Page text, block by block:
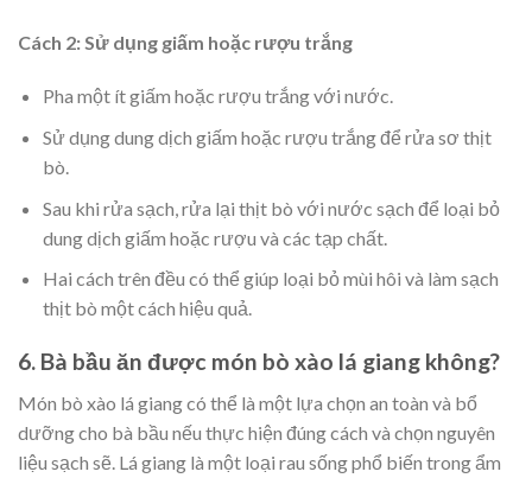
Cách 2: Sử dụng giấm hoặc rượu trắng
Pha một ít giấm hoặc rượu trắng với nước.
Sử dụng dung dịch giấm hoặc rượu trắng để rửa sơ thịt
bò.
Sau khi rửa sạch, rửa lại thịt bò với nước sạch để loại bỏ
dung dịch giấm hoặc rượu và các tạp chất.
Hai cách trên đều có thể giúp loại bỏ mùi hôi và làm sạch
thịt bò một cách hiệu quả.
6. Bà bầu ăn được món bò xào lá giang không?
Món bò xào lá giang có thể là một lựa chọn an toàn và bổ
dưỡng cho bà bầu nếu thực hiện đúng cách và chọn nguyên
liệu sạch sẽ. Lá giang là một loại rau sống phổ biến trong ẩm